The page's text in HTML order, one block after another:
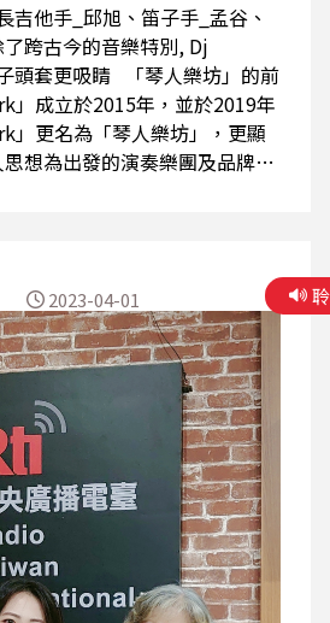
「琴人樂坊」的前
」成立於2015年，並於2019年
」更名為「琴人樂坊」，更顯
想為出發的演奏樂團及品牌。
音樂元素，集結了不同領域的音
西洋古典、EDM、搖滾以及流
特別介紹「琴人
詮釋經典史
讓花木蘭、穆桂英、樊梨花、
幻、搖滾中壯烈、古典中優
俱來的柔情與不為人知的堅
素融合以穿越時空的衝突感創
向每一個女性致敬。 大師
嫡傳弟子京劇青衣劉珈后跨刀
曲演員，國光劇團旦角演員。
2023-04-01